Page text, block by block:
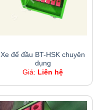
Xe để đầu BT-HSK chuyên
dụng
Giá: Liên hệ